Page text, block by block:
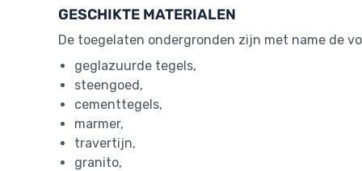
GESCHIKTE MATERIALEN
De toegelaten ondergronden zijn met name de
geglazuurde tegels,
steengoed,
cementtegels,
marmer,
travertijn,
granito,